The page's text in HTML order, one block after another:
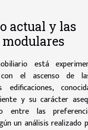
actual y las
está
el ascenso de
edificaciones,
y su carácter
entre las
un análisis realizado